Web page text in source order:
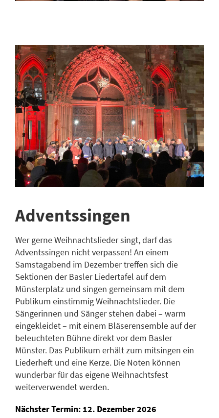
Adventssingen
Wer gerne Weihnachtslieder singt, darf das
Adventssingen nicht verpassen! An einem
Samstagabend im Dezember treffen sich die
Sektionen der Basler Liedertafel auf dem
Münsterplatz und singen gemeinsam mit dem
Publikum einstimmig Weihnachtslieder. Die
Sängerinnen und Sänger stehen dabei – warm
eingekleidet – mit einem Bläserensemble auf der
beleuchteten Bühne direkt vor dem Basler
Münster. Das Publikum erhält zum mitsingen ein
Liederheft und eine Kerze. Die Noten können
wunderbar für das eigene Weihnachtsfest
weiterverwendet werden.
Nächster Termin: 12. Dezember 2026